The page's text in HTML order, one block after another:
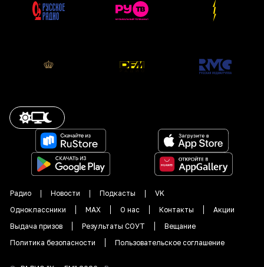
Радио Новости Подкасты
VK
Одноклассники
MAX О нас Контакты
Акции
Выдача призов
Результаты СОУТ
Вещание
Политика безопасности
Пользовательское соглашение